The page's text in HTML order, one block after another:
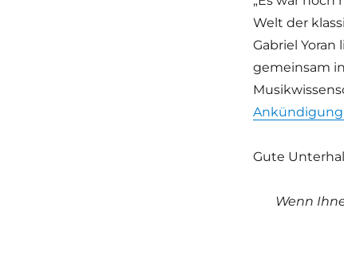
Welt der
Gabriel Yoran
gemeinsam
Ankündigung
Gute
Wenn